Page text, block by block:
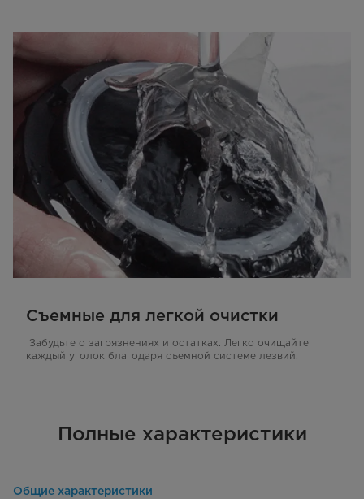
Съемные для легкой очистки
Забудьте о загрязнениях и остатках. Легко очищайте
каждый уголок благодаря съемной системе лезвий.
Полные характеристики
Общие характеристики